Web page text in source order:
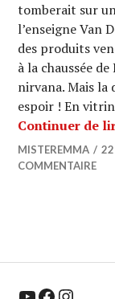
tomberait sur
l’enseigne Van
des produits
à la chaussée
nirvana. Mais
espoir ! En
Continuer de
MISTEREMMA
COMMENTAIRE